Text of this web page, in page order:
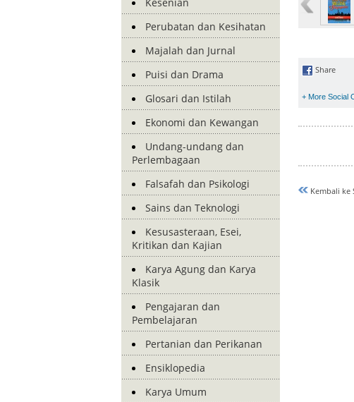
Perubatan dan Kesihatan
Majalah dan Jurnal
Puisi dan Drama
Glosari dan Istilah
Ekonomi dan Kewangan
Undang-undang dan
Perlembagaan
Falsafah dan Psikologi
Sains dan Teknologi
Kesusasteraan, Esei,
Kritikan dan Kajian
Karya Agung dan Karya
Klasik
Pengajaran dan
Pembelajaran
Pertanian dan Perikanan
Ensiklopedia
Karya Umum
Share
+ More Social
Kembali ke